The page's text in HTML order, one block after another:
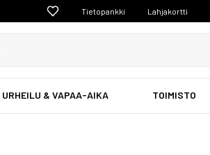
Tietopankki Lahjakortti
URHEILU & VAPAA-AIKA TOIMISTO